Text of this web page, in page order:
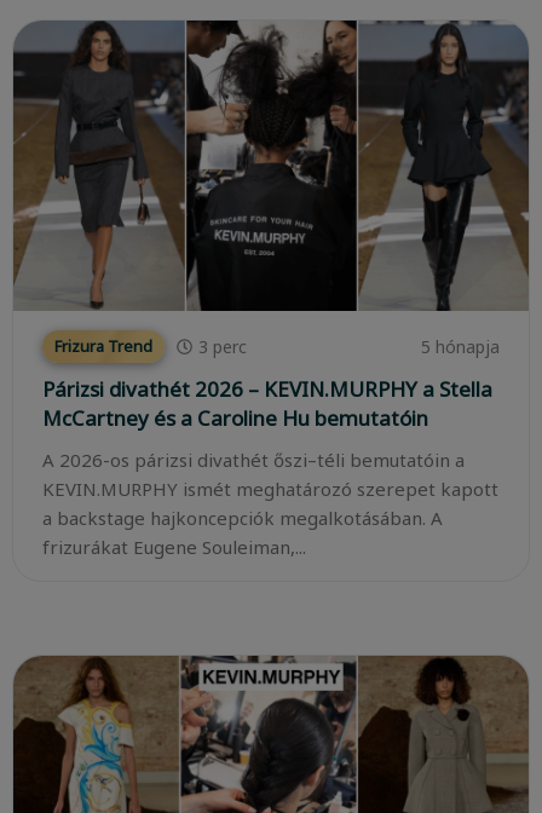
Frizura Trend 3 perc 5 hónapja
Párizsi divathét 2026 – KEVIN.MURPHY a Stella
McCartney és a Caroline Hu bemutatóin
A 2026-os párizsi divathét őszi–téli bemutatóin a
KEVIN.MURPHY ismét meghatározó szerepet kapott
a backstage hajkoncepciók megalkotásában. A
frizurákat Eugene Souleiman,...